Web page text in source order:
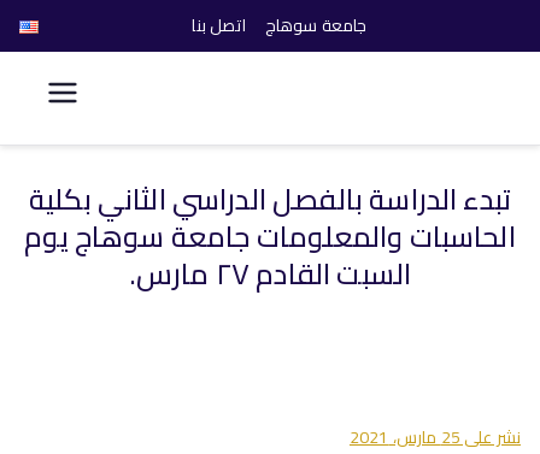
تخطى
جامعة سوهاج اتصل بنا
كلية الحاسبات والذكاء
الاصطناعي
تبدء الدراسة بالفصل الدراسي الثاني بكلية
الحاسبات والمعلومات جامعة سوهاج يوم
السبت القادم ٢٧ مارس.
نشر على25 مارس، 2021